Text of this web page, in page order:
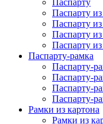
Паспарту
Паспарту
Паспарту
Паспарту
Паспарту
Паспарту-рамка
Паспарту-
Паспарту-
Паспарту-
Паспарту-
Рамки из картона
Рамки из